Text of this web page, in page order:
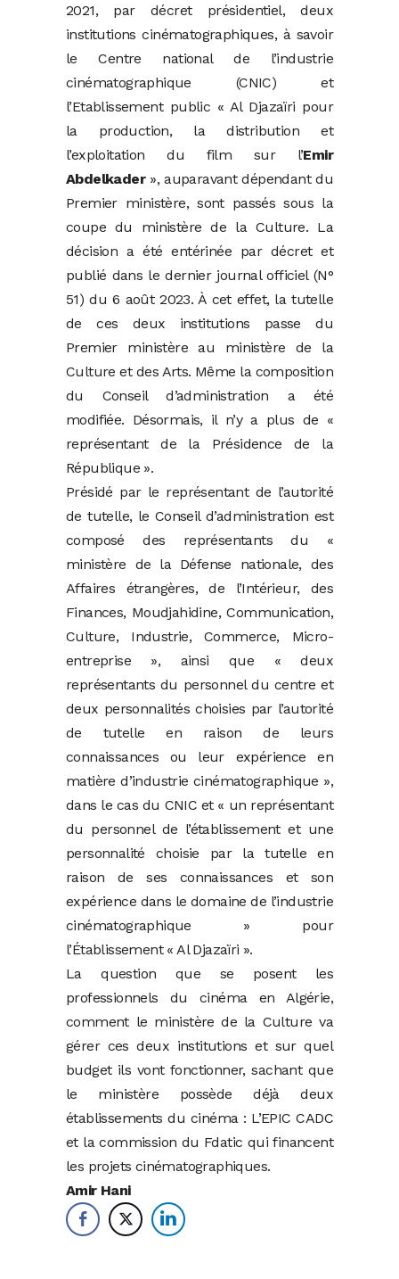
2021, par décret présidentiel, deux
institutions cinématographiques, à savoir
le Centre national de l’industrie
cinématographique (CNIC) et
l’Etablissement public « Al Djazaïri pour
la production, la distribution et
l’exploitation du film sur l’Emir
Abdelkader», auparavant dépendant du
Premier ministère, sont passés sous la
coupe du ministère de la Culture. La
décision a été entérinée par décret et
publié dans le dernier journal officiel (N°
51) du 6 août 2023. À cet effet, la tutelle
de ces deux institutions passe du
Premier ministère au ministère de la
Culture et des Arts. Même la composition
du Conseil d’administration a été
modifiée. Désormais, il n’y a plus de «
représentant de la Présidence de la
République ».
Présidé par le représentant de l’autorité
de tutelle, le Conseil d’administration est
composé des représentants du «
ministère de la Défense nationale, des
Affaires étrangères, de l’Intérieur, des
Finances, Moudjahidine, Communication,
Culture, Industrie, Commerce, Micro-
entreprise », ainsi que « deux
représentants du personnel du centre et
deux personnalités choisies par l’autorité
de tutelle en raison de leurs
connaissances ou leur expérience en
matière d’industrie cinématographique »,
dans le cas du CNIC et « un représentant
du personnel de l’établissement et une
personnalité choisie par la tutelle en
raison de ses connaissances et son
expérience dans le domaine de l’industrie
cinématographique » pour
l’Établissement « Al Djazaïri ».
La question que se posent les
professionnels du cinéma en Algérie,
comment le ministère de la Culture va
gérer ces deux institutions et sur quel
budget ils vont fonctionner, sachant que
le ministère possède déjà deux
établissements du cinéma : L’EPIC CADC
et la commission du Fdatic qui financent
les projets cinématographiques.
Amir Hani